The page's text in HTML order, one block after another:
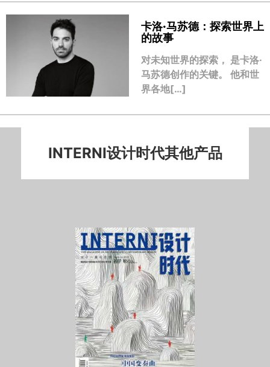
卡洛·马苏德：探索世界上
的故事
对未知世界的探索， 是卡洛·
马苏德创作的关键。 他和世
界各地[…]
INTERNI设计时代其他产品